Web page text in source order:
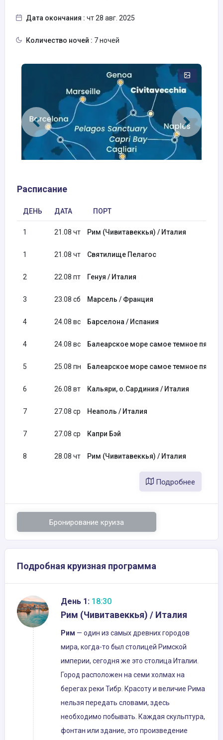
Дата окончания : чт 28 авг. 2025
Количество ночей : 7 ночей
Расписание
ДЕНЬ ДАТА ПОРТ
1 21.08 чт Рим (Чивитавеккья) / Италия
1 21.08 чт Святилище Пелагос
2 22.08 пт Генуя / Италия
3 23.08 сб Марсель / Франция
4 24.08 вс Барселона / Испания
4 24.08 вс Балеарское море самое темное пятно
5 25.08 пн Балеарское море самое темное пятно
6 26.08 вт Кальяри, о.Сардиния / Италия
7 27.08 ср Неаполь / Италия
7 27.08 ср Капри Бэй
8 28.08 чт Рим (Чивитавеккья) / Италия
Подробнее
Бронирование круиза
Подробная круизная программа
День 1: 18:30
Рим (Чивитавеккья) / Италия
Рим — один из самых древних городов
мира, когда-то был столицей Римской
империи, сегодня же это столица Италии.
Город расположен на семи холмах на
берегах реки Тибр. Красоту и величие Рима
нельзя передать словами, здесь
необходимо побывать. Каждая скульптура,
фонтан или здание, это произведение